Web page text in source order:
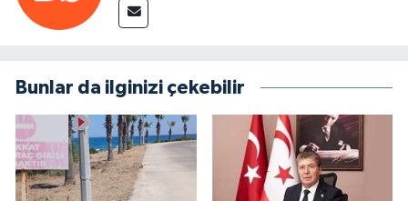
Bunlar da ilginizi çekebilir